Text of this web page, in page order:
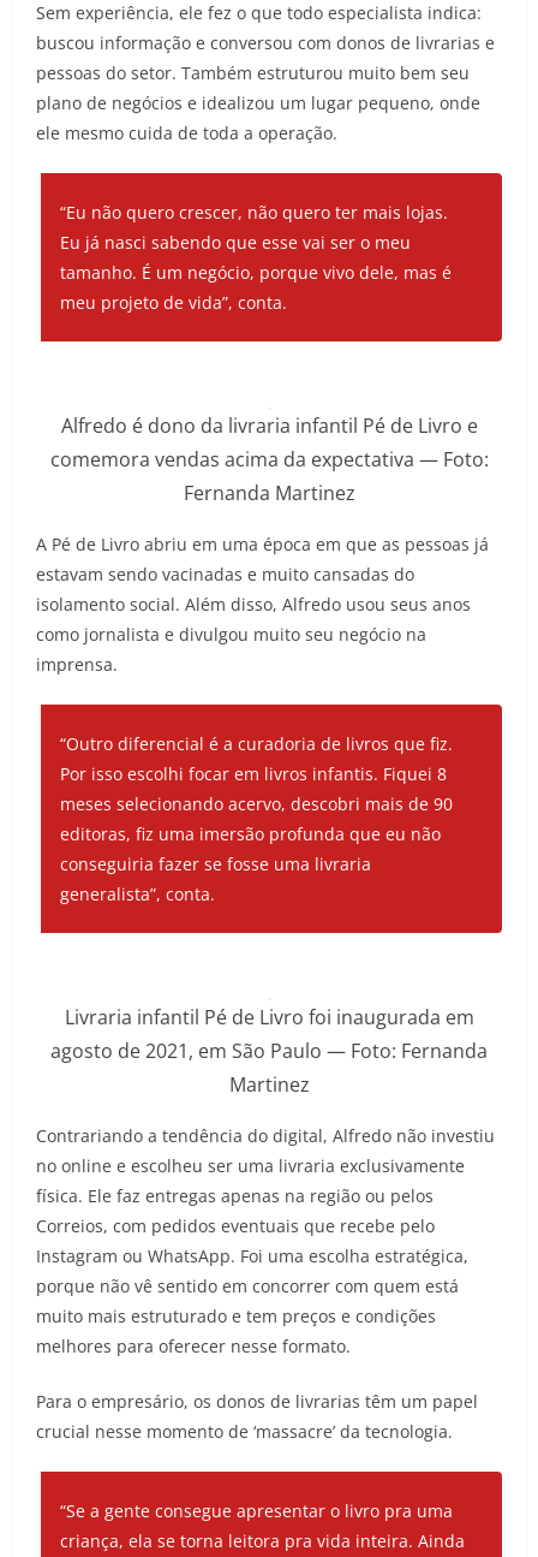
Sem experiência, ele fez o que todo especialista indica:
buscou informação e conversou com donos de livrarias e
pessoas do setor. Também estruturou muito bem seu
plano de negócios e idealizou um lugar pequeno, onde
ele mesmo cuida de toda a operação.
“Eu não quero crescer, não quero ter mais lojas.
Eu já nasci sabendo que esse vai ser o meu
tamanho. É um negócio, porque vivo dele, mas é
meu projeto de vida”, conta.
Alfredo é dono da livraria infantil Pé de Livro e
comemora vendas acima da expectativa — Foto:
Fernanda Martinez
A Pé de Livro abriu em uma época em que as pessoas já
estavam sendo vacinadas e muito cansadas do
isolamento social. Além disso, Alfredo usou seus anos
como jornalista e divulgou muito seu negócio na
imprensa.
“Outro diferencial é a curadoria de livros que fiz.
Por isso escolhi focar em livros infantis. Fiquei 8
meses selecionando acervo, descobri mais de 90
editoras, fiz uma imersão profunda que eu não
conseguiria fazer se fosse uma livraria
generalista”, conta.
Livraria infantil Pé de Livro foi inaugurada em
agosto de 2021, em São Paulo — Foto: Fernanda
Martinez
Contrariando a tendência do digital, Alfredo não investiu
no online e escolheu ser uma livraria exclusivamente
física. Ele faz entregas apenas na região ou pelos
Correios, com pedidos eventuais que recebe pelo
Instagram ou WhatsApp. Foi uma escolha estratégica,
porque não vê sentido em concorrer com quem está
muito mais estruturado e tem preços e condições
melhores para oferecer nesse formato.
Para o empresário, os donos de livrarias têm um papel
crucial nesse momento de ‘massacre’ da tecnologia.
“Se a gente consegue apresentar o livro pra uma
criança, ela se torna leitora pra vida inteira. Ainda